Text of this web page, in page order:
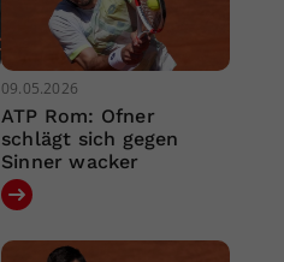
09.05.2026
ATP Rom: Ofner
schlägt sich gegen
Sinner wacker